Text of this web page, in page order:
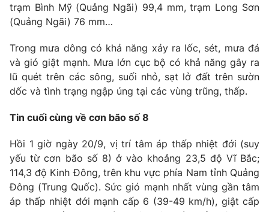
Emagazine Podcast
Photo Infographic
Video Shorts video
VTV Money VTV Thể thao
VTV Sức khoẻ Bất động sản
Thị trường 24h Tấm lòng Việt
trạm Bình Mỹ (Quảng Ngãi) 99,4 mm, trạm Long Sơn
(Quảng Ngãi) 76 mm…
Trong mưa dông có khả năng xảy ra lốc, sét, mưa đá
và gió giật mạnh. Mưa lớn cục bộ có khả năng gây ra
lũ quét trên các sông, suối nhỏ, sạt lở đất trên sườn
dốc và tình trạng ngập úng tại các vùng trũng, thấp.
Tin cuối cùng về cơn bão số 8
Hồi 1 giờ ngày 20/9, vị trí tâm áp thấp nhiệt đới (suy
yếu từ cơn bão số 8) ở vào khoảng 23,5 độ Vĩ Bắc;
114,3 độ Kinh Đông, trên khu vực phía Nam tỉnh Quảng
Đông (Trung Quốc). Sức gió mạnh nhất vùng gần tâm
áp thấp nhiệt đới mạnh cấp 6 (39-49 km/h), giật cấp